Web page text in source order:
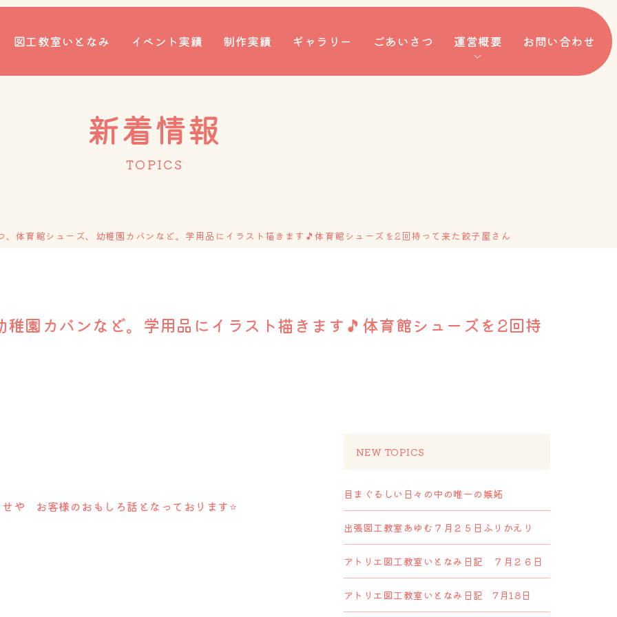
図工教室いとなみ イベント実績 制作実績 ギャラリー ごあいさつ 運営概要 お問い合わせ
新着情報
TOPICS
、体育館シューズ、幼稚園カバンなど。学用品にイラスト描きます🎵体育館シューズを2回持って来た餃子屋さん
園カバンなど。学用品にイラスト描きます🎵体育館シューズを2回持
や お客様のおもしろ話となっております⭐️
NEW TOPICS
目まぐるしい日々の中の唯一の嫉妬
出張図工教室あゆむ７月２５日ふりかえり
アトリエ図工教室いとなみ日記 ７月２６日
アトリエ図工教室いとなみ日記 7月18日